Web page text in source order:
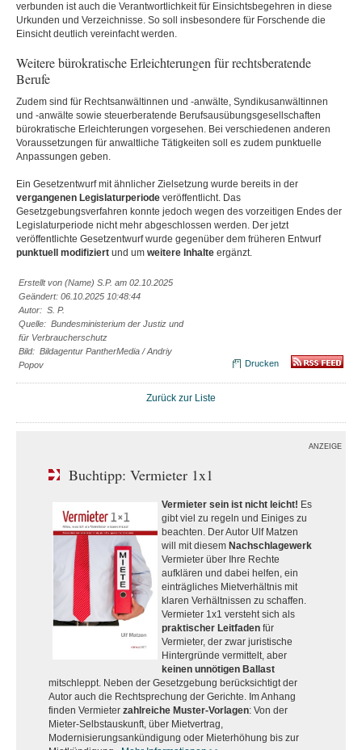
verbunden ist auch die Verantwortlichkeit für Einsichtsbegehren in diese
Urkunden und Verzeichnisse. So soll insbesondere für Forschende die
Einsicht deutlich vereinfacht werden.
Weitere bürokratische Erleichterungen für rechtsberatende
Berufe
Zudem sind für Rechtsanwältinnen und -anwälte, Syndikusanwältinnen
und -anwälte sowie steuerberatende Berufsausübungsgesellschaften
bürokratische Erleichterungen vorgesehen. Bei verschiedenen anderen
Voraussetzungen für anwaltliche Tätigkeiten soll es zudem punktuelle
Anpassungen geben.
Ein Gesetzentwurf mit ähnlicher Zielsetzung wurde bereits in der
vergangenen Legislaturperiode veröffentlicht. Das
Gesetzgebungsverfahren konnte jedoch wegen des vorzeitigen Endes der
Legislaturperiode nicht mehr abgeschlossen werden. Der jetzt
veröffentlichte Gesetzentwurf wurde gegenüber dem früheren Entwurf
punktuell modifiziert und um weitere Inhalte ergänzt.
Erstellt von (Name) S.P. am 02.10.2025
Geändert: 06.10.2025 10:48:44
Autor: S. P.
Quelle: Bundesministerium der Justiz und
für Verbraucherschutz
Bild: Bildagentur PantherMedia / Andriy
Popov
Drucken
Zurück zur Liste
ANZEIGE
Buchtipp: Vermieter 1x1
Vermieter sein ist nicht leicht! Es
gibt viel zu regeln und Einiges zu
beachten. Der Autor Ulf Matzen
will mit diesem Nachschlagewerk
Vermieter über Ihre Rechte
aufklären und dabei helfen, ein
einträgliches Mietverhältnis mit
klaren Verhältnissen zu schaffen.
Vermieter 1x1 versteht sich als
praktischer Leitfaden für
Vermieter, der zwar juristische
Hintergründe vermittelt, aber
keinen unnötigen Ballast
mitschleppt. Neben der Gesetzgebung berücksichtigt der
Autor auch die Rechtsprechung der Gerichte. Im Anhang
finden Vermieter zahlreiche Muster-Vorlagen: Von der
Mieter-Selbstauskunft, über Mietvertrag,
Modernisierungsankündigung oder Mieterhöhung bis zur